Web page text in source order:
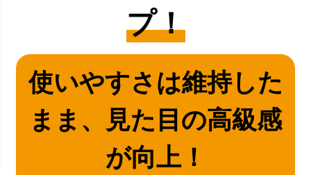
プ！
使いやすさは維持した
まま、見た目の高級感
が向上！